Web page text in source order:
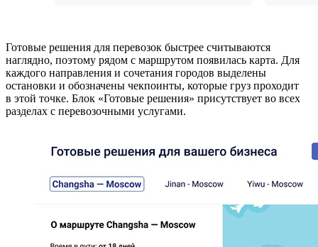
Готовые решения для перевозок быстрее считываются
наглядно, поэтому рядом с маршрутом появилась карта. Для
каждого направления и сочетания городов выделены
остановки и обозначены чекпоинты, которые груз проходит
в этой точке. Блок «Готовые решения» присутствует во всех
разделах с перевозочными услугами.